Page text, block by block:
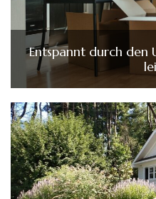
Entspannt durch den